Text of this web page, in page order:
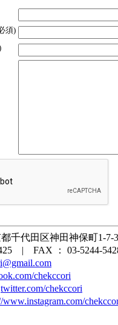
須)
千代田区神田神保町1-
| FAX ： 03-5244-
chekccori
twitter.com/chekccori
www.instagram.com/